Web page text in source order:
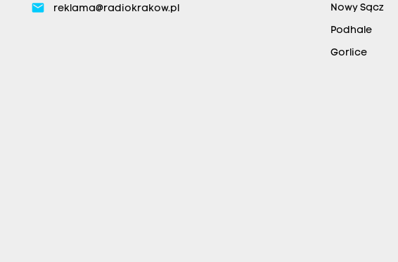
email reklama@radiokrakow.pl Nowy Sącz
Podhale
Gorlice